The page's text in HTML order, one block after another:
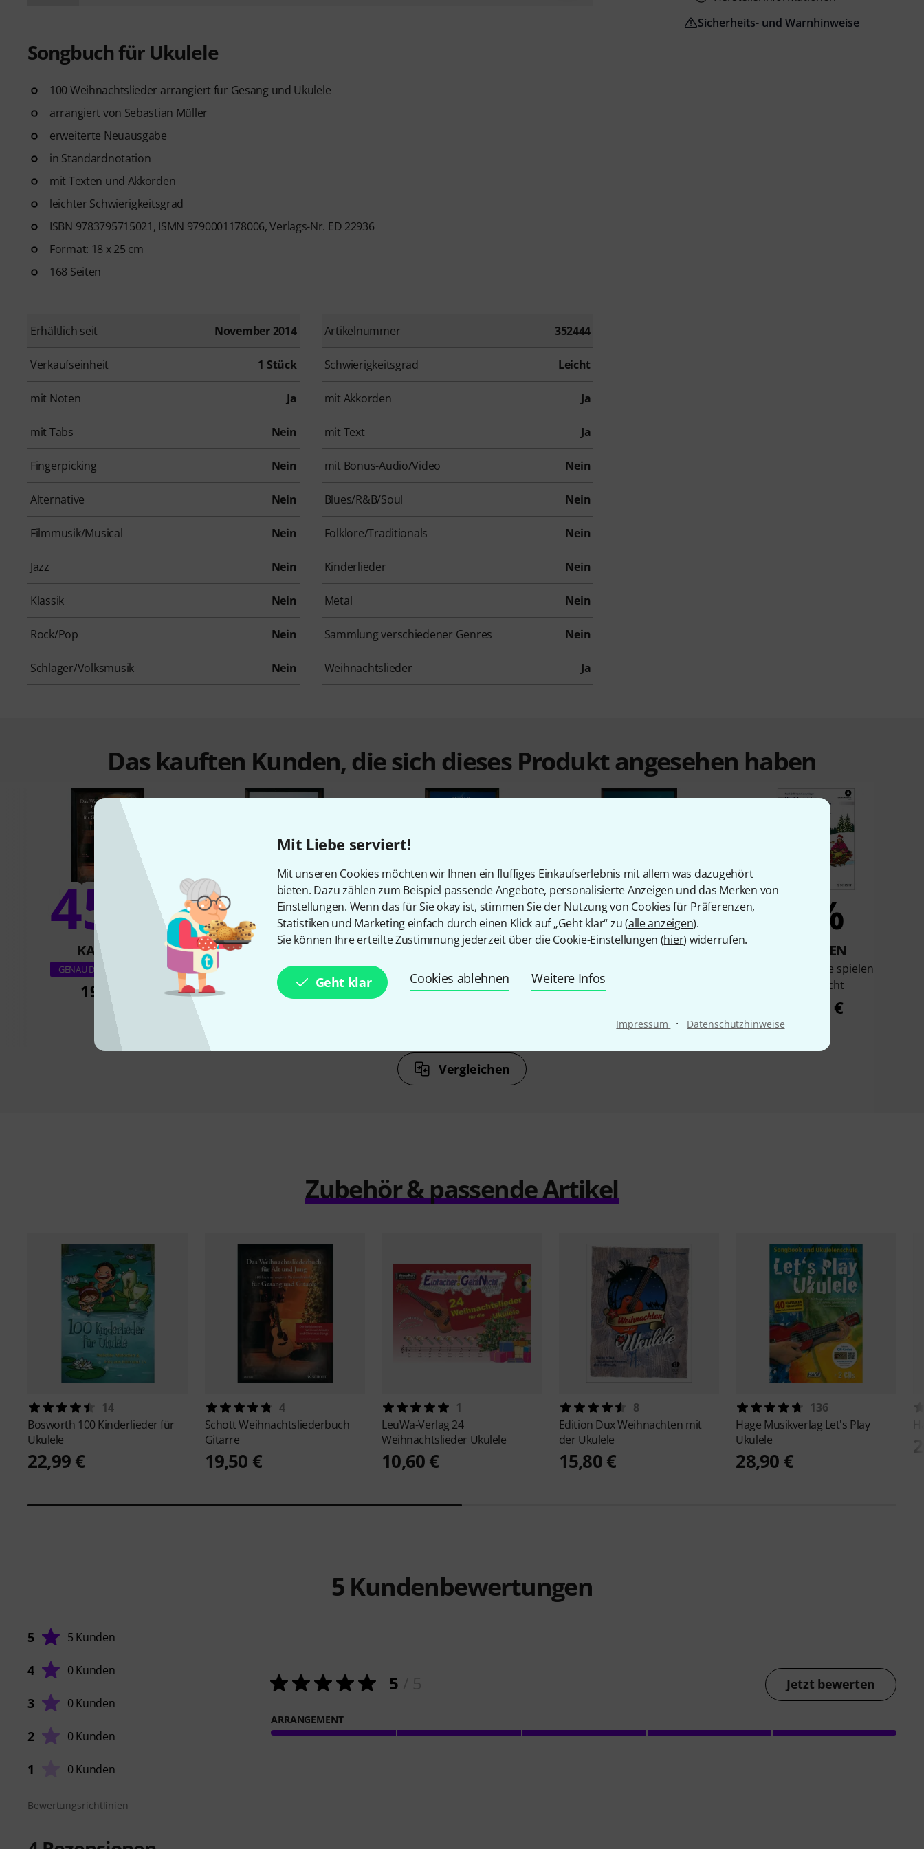
Mit Liebe serviert!
Mit unseren Cookies möchten wir Ihnen ein fluffiges Einkaufserlebnis mit allem was dazugehört
bieten. Dazu zählen zum Beispiel passende Angebote, personalisierte Anzeigen und das Merken von
Einstellungen. Wenn das für Sie okay ist, stimmen Sie der Nutzung von Cookies für Präferenzen,
Statistiken und Marketing einfach durch einen Klick auf „Geht klar“ zu (alle anzeigen).
Sie können Ihre erteilte Zustimmung jederzeit über die Cookie-Einstellungen (hier) widerrufen.
Geht klar Cookies ablehnen Weitere Infos
Impressum · Datenschutzhinweise
Songbuch für Ukulele
100 Weihnachtslieder arrangiert für Gesang und Ukulele
arrangiert von Sebastian Müller
erweiterte Neuausgabe
in Standardnotation
mit Texten und Akkorden
leichter Schwierigkeitsgrad
ISBN 9783795715021, ISMN 9790001178006, Verlags-Nr. ED 22936
Format: 18 x 25 cm
168 Seiten
Erhältlich seit November 2014 Artikelnummer 352444
Verkaufseinheit 1 Stück Schwierigkeitsgrad Leicht
mit Noten Ja mit Akkorden Ja
mit Tabs Nein mit Text Ja
Fingerpicking Nein mit Bonus-Audio/Video Nein
Alternative Nein Blues/R&B/Soul Nein
Filmmusik/Musical Nein Folklore/Traditionals Nein
Jazz Nein Kinderlieder Nein
Klassik Nein Metal Nein
Rock/Pop Nein Sammlung verschiedener Genres Nein
Schlager/Volksmusik Nein Weihnachtslieder Ja
Sicherheits- und Warnhinweise
Das kauften Kunden, die sich dieses Produkt angesehen haben
45%
KAUFTEN
GENAU DIESES PRODUKT
19,50 €
10%
Schott Rock & Pop Fetenbuch
XXL
7%
KAUFTEN
Gesang/Ukulele
6%
KAUFTEN
6%
KAUFTEN
Schott Ukulele spielen
Weihnacht
19,50 €
Vergleichen
Zubehör & passende Artikel
14
Bosworth 100 Kinderlieder für
Ukulele
22,99 €
4
SchottWeihnachtsliederbuch
Gitarre
19,50 €
1
LeuWa-Verlag 24
Weihnachtslieder Ukulele
10,60 €
8
Edition DuxWeihnachten mit
der Ukulele
15,80 €
136
Hage Musikverlag Let's Play
Ukulele
28,90 €
5 Kundenbewertungen
5 5 Kunden
4 0 Kunden
3 0 Kunden
2 0 Kunden
1 0 Kunden
5 Jetzt bewerten
ARRANGEMENT
Bewertungsrichtlinien